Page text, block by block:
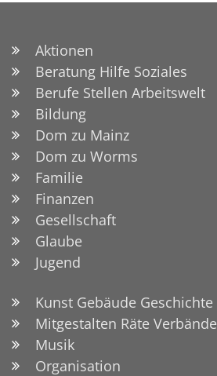
Aktionen
Beratung Hilfe Soziales
Berufe Stellen Arbeitswelt
Bildung
Dom zu Mainz
Dom zu Worms
Familie
Finanzen
Gesellschaft
Glaube
Jugend
Kunst Gebäude Geschichte
Mitgestalten Räte Verbände
Musik
Organisation